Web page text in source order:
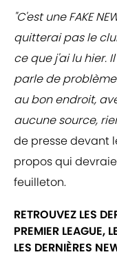
"C'est une FAKE
quitterai pas le
ce que j'ai lu hier.
parle de
au bon endroit,
aucune source,
de presse devant
propos qui
feuilleton.
RETROUVEZ LES
PREMIER LEAGUE,
LES DERNIÈRES